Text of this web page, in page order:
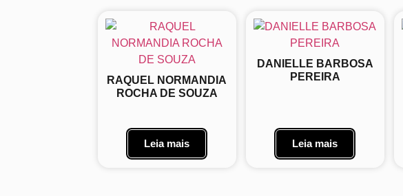
RAQUEL NORMANDIA
ROCHA DE SOUZA
Leia mais
DANIELLE BARBOSA
PEREIRA
Leia mais